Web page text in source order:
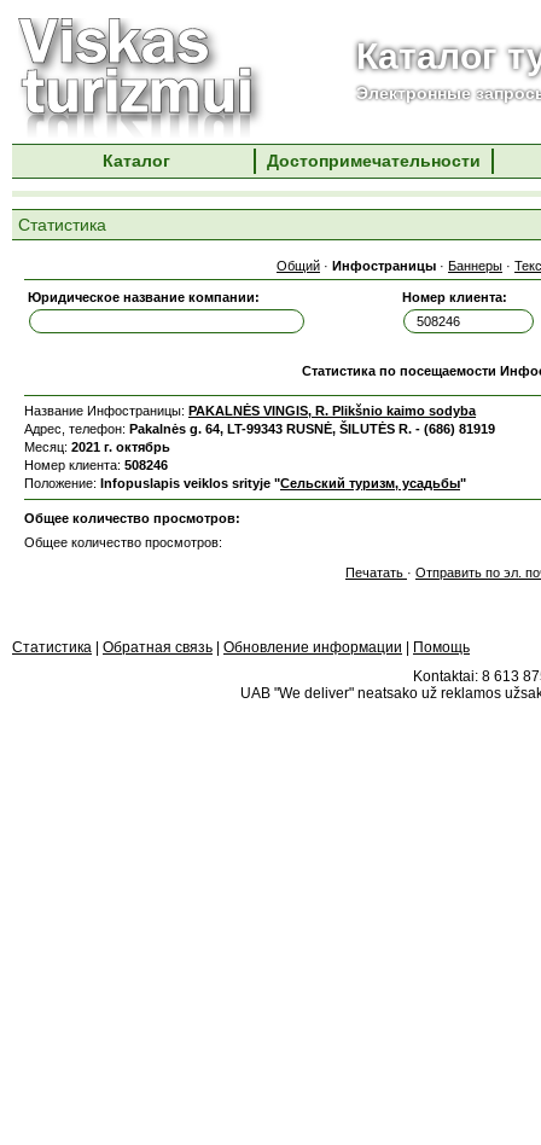
Каталог
Электронные
Каталог Достопримечательности
Статистика
Общий · Инфостраницы · Баннеры ·
Юридическое название компании: Номер клиента:
Статистика по посещаемости
Название Инфостраницы: PAKALNĖS VINGIS, R. Plikšnio kaimo sodyba
Адрес, телефон: Pakalnės g. 64, LT-99343 RUSNĖ, ŠILUTĖS R. - (686) 81919
Месяц: 2021 г. октябрь
Номер клиента: 508246
Положение: Infopuslapis veiklos srityje "Сельский туризм, усадьбы"
Общее количество просмотров:
Общее количество просмотров:
Печатать · Отправить по эл.
Статистика Обратная связь Обновление информации
Помощь
Kontaktai: 8 613
UAB "We deliver" neatsako už reklamos